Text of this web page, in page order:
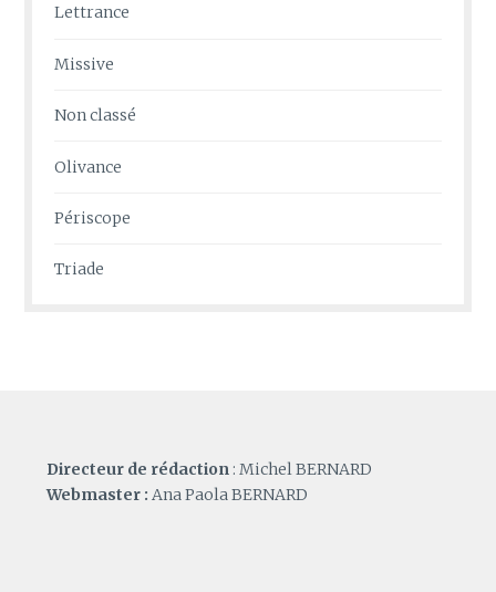
Lettrance
Missive
Non classé
Olivance
Périscope
Triade
Directeur de rédaction : Michel BERNARD
Webmaster : Ana Paola BERNARD